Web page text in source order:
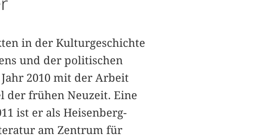
in der Kulturgeschichte
und der politischen
2010 mit der Arbeit
der frühen Neuzeit. Eine
ist er als Heisenberg-
am Zentrum für